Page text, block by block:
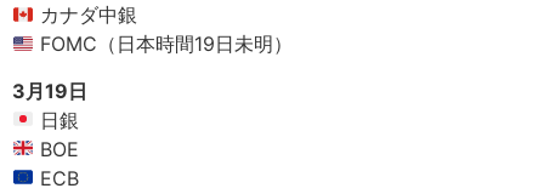
カナダ中銀
FOMC（日本時間19日未明）
3月19日
日銀
BOE
ECB